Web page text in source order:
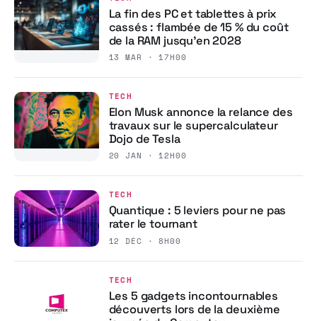
La fin des PC et tablettes à prix
cassés : flambée de 15 % du coût
de la RAM jusqu’en 2028
13 MAR · 17H00
TECH
Elon Musk annonce la relance des
travaux sur le supercalculateur
Dojo de Tesla
20 JAN · 12H00
TECH
Quantique : 5 leviers pour ne pas
rater le tournant
12 DÉC · 8H00
TECH
Les 5 gadgets incontournables
découverts lors de la deuxième